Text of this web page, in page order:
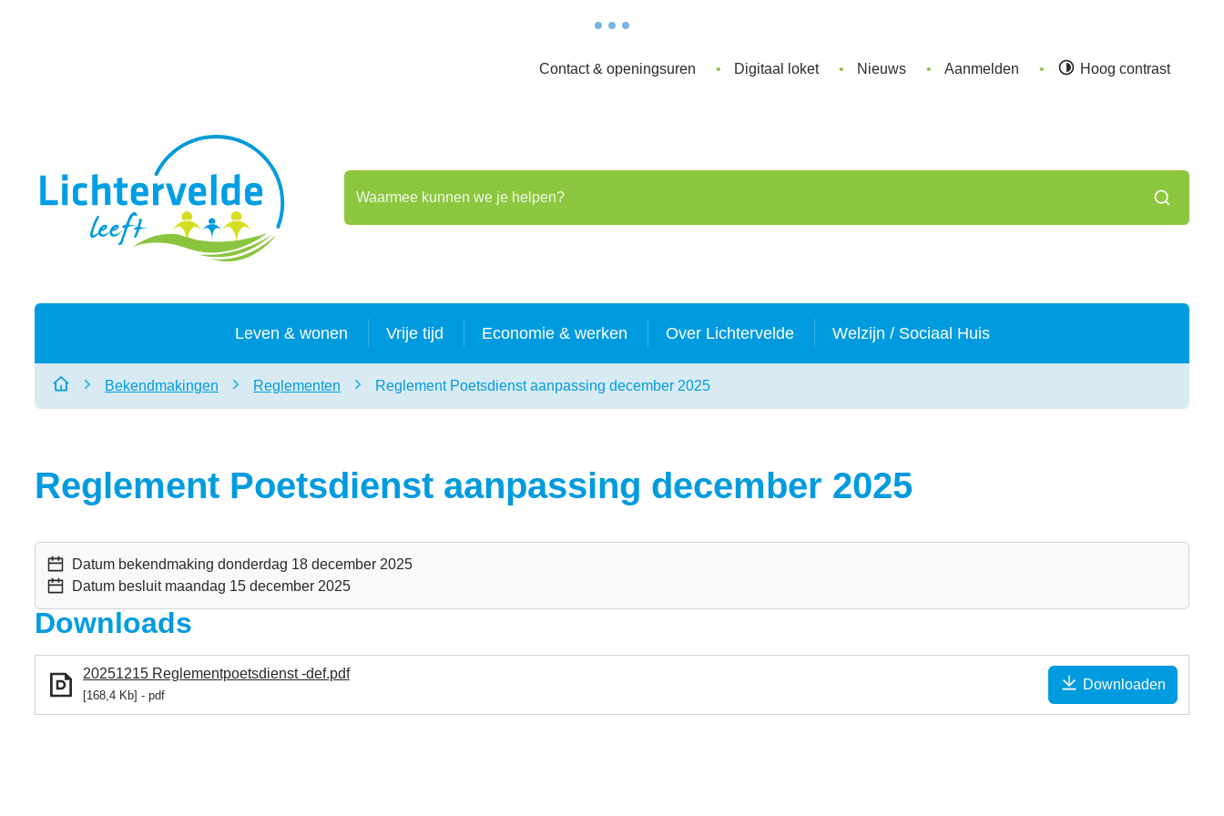
Contact & openingsuren Digitaal loket Nieuws Aanmelden Hoog contrast
Waarmee kunnen we je helpen?
Zoeken
Leven & wonen Vrije tijd Economie & werken Over Lichtervelde Welzijn / Sociaal Huis
Startpagina
Bekendmakingen Reglementen Reglement Poetsdienst aanpassing december 2025
Reglement Poetsdienst aanpassing december 2025
Datum bekendmaking donderdag 18 december 2025
Datum besluitmaandag 15 december 2025
Downloads
20251215 Reglementpoetsdienst -def.pdf
168,4 Kb pdf
Downloaden